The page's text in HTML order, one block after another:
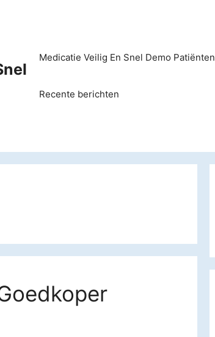
Medicatie Veilig En Snel Demo Patiënten
Recente berichten